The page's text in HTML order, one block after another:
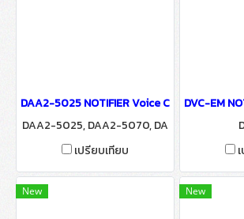
DAA2-5025 NOTIFIER Voice
DAA2-5025, DAA2-5070, DA
A2-7525
เปรียบเทียบ
DVC-EM
New New